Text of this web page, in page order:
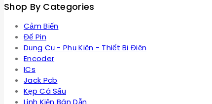
Shop By Categories
Cảm Biến
Đế Pin
Dụng Cụ - Phụ Kiện - Thiết Bị Điện
Encoder
ICs
Jack Pcb
Kẹp Cá Sấu